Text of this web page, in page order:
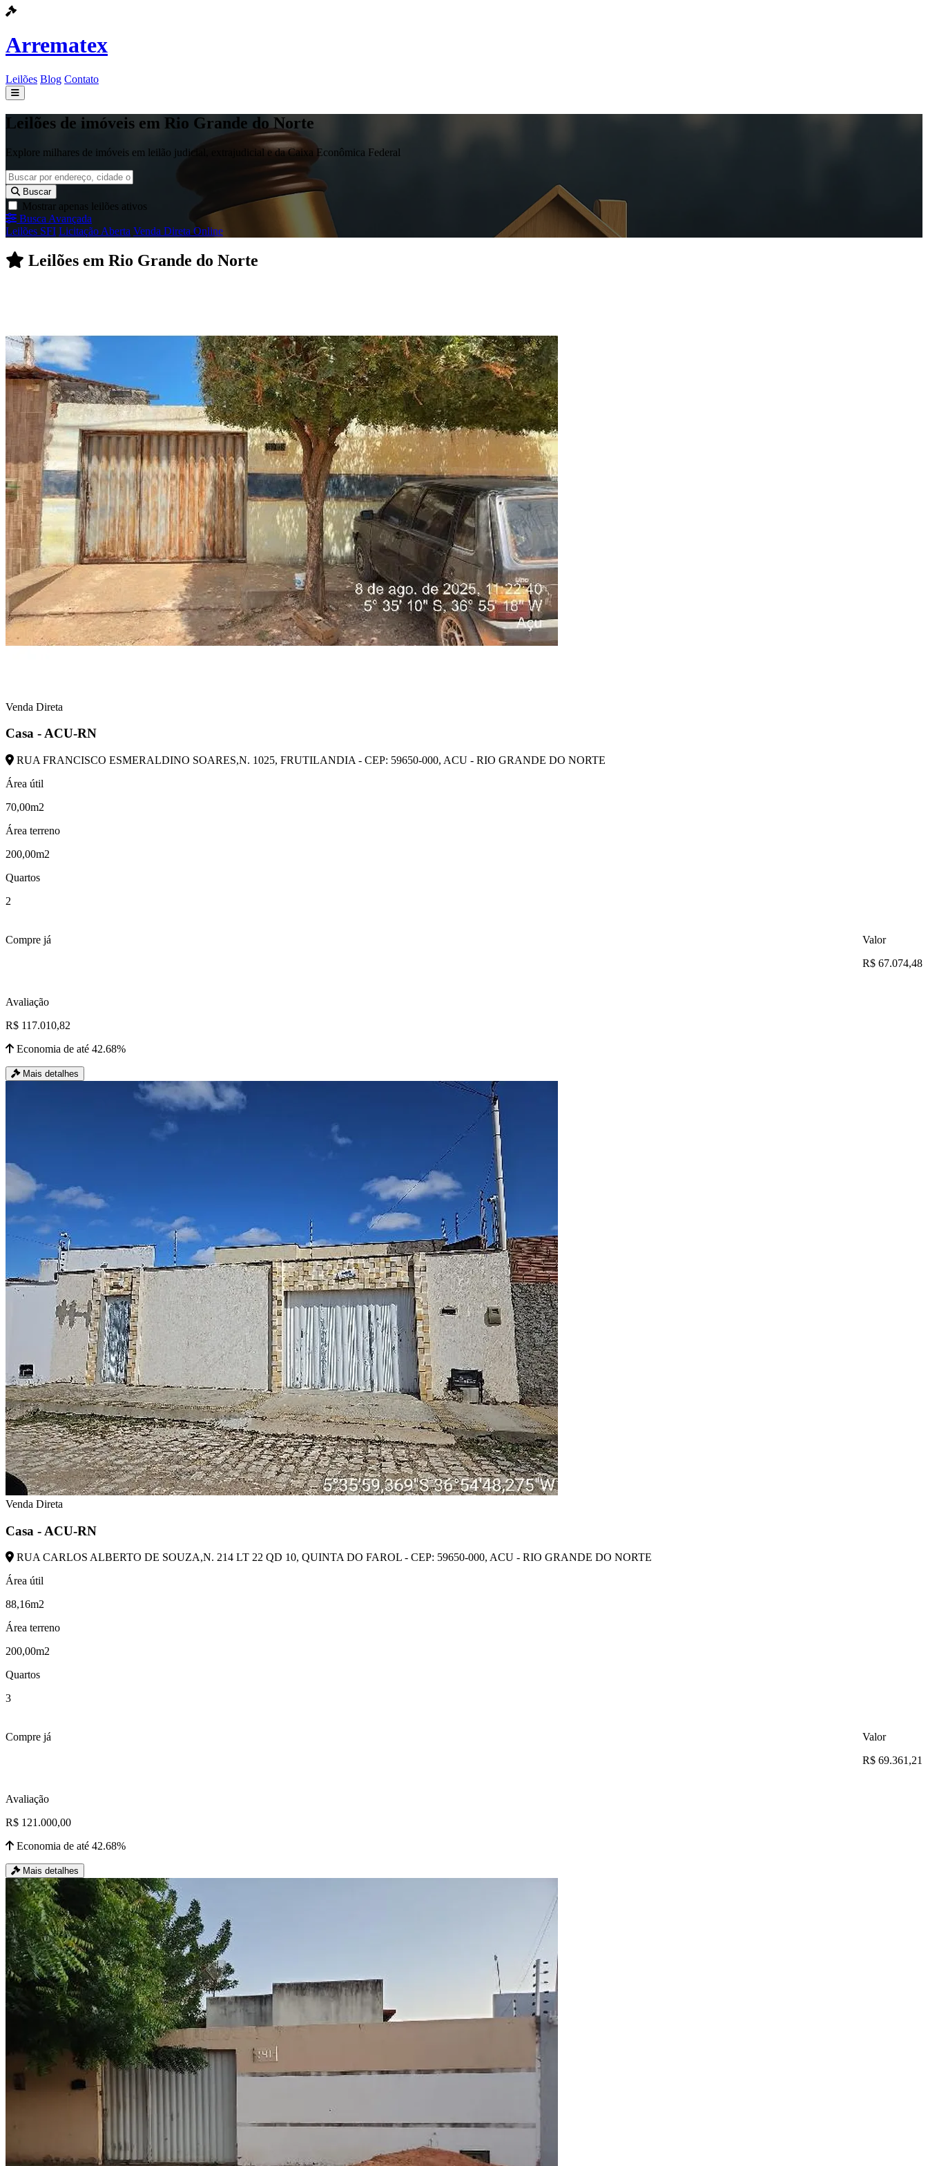
Arrematex
Leilões Blog Contato
Leilões
Contato
Leilões de imóveis em Rio Grande do Norte
Explore milhares de imóveis em leilão judicial, extrajudicial e da Caixa Econômica Federal
Buscar
Mostrar apenas leilões ativos
Busca Avançada
Leilões SFI Licitação Aberta Venda Direta Online
Leilões em Rio Grande do Norte
Venda Direta
Casa - ACU-RN
RUA FRANCISCO ESMERALDINO SOARES,N. 1025, FRUTILANDIA - CEP: 59650-000, ACU - RIO GRANDE DO NORTE
Área útil
70,00m2
Área terreno
200,00m2
Quartos
2
Compre já
Valor
R$ 67.074,48
Avaliação
R$ 117.010,82
Economia de até 42.68%
Mais detalhes
Venda Direta
Casa - ACU-RN
RUA CARLOS ALBERTO DE SOUZA,N. 214 LT 22 QD 10, QUINTA DO FAROL - CEP: 59650-000, ACU - RIO GRANDE DO NORTE
Área útil
88,16m2
Área terreno
200,00m2
Quartos
3
Compre já
Valor
R$ 69.361,21
Avaliação
R$ 121.000,00
Economia de até 42.68%
Mais detalhes